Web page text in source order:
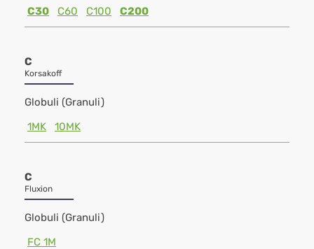
C30
C60 C100 C200
C
Korsakoff
Globuli (Granuli)
1MK
10MK
C
Fluxion
Globuli (Granuli)
FC 1M